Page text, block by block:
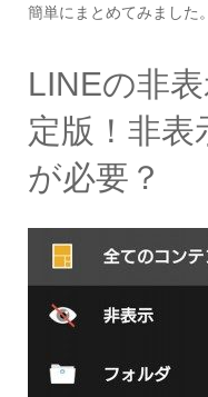
簡単にまとめてみました。
LINEの非
定版！非表
が必要？